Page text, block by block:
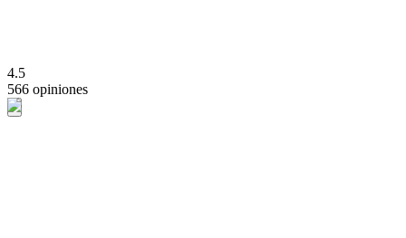
4.5
566 opiniones